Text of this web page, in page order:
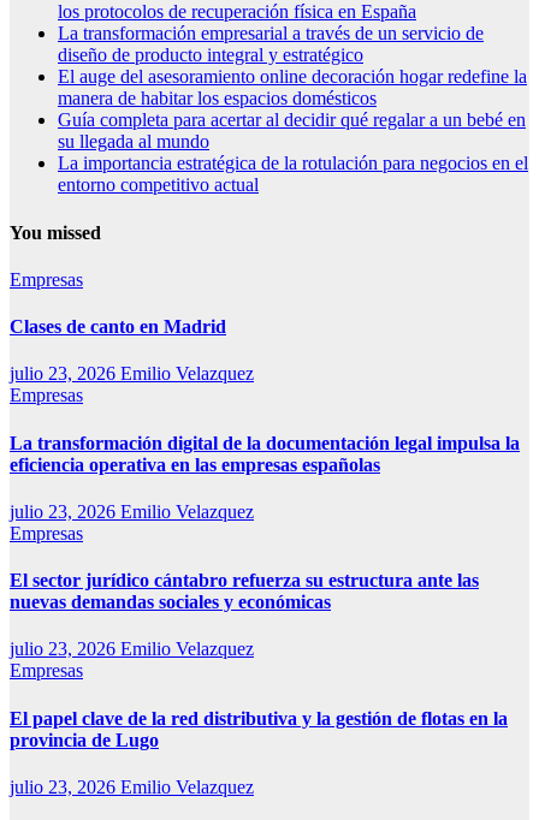
los protocolos de recuperación física en España
La transformación empresarial a través de un servicio de
diseño de producto integral y estratégico
El auge del asesoramiento online decoración hogar redefine la
manera de habitar los espacios domésticos
Guía completa para acertar al decidir qué regalar a un bebé en
su llegada al mundo
La importancia estratégica de la rotulación para negocios en el
entorno competitivo actual
You missed
Empresas
Clases de canto en Madrid
julio 23, 2026 Emilio Velazquez
Empresas
La transformación digital de la documentación legal impulsa la
eficiencia operativa en las empresas españolas
julio 23, 2026 Emilio Velazquez
Empresas
El sector jurídico cántabro refuerza su estructura ante las
nuevas demandas sociales y económicas
julio 23, 2026 Emilio Velazquez
Empresas
El papel clave de la red distributiva y la gestión de flotas en la
provincia de Lugo
julio 23, 2026 Emilio Velazquez